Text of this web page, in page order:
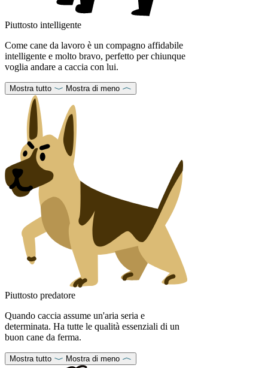
Piuttosto intelligente
Come cane da lavoro è un compagno affidabile
intelligente e molto bravo, perfetto per chiunque
voglia andare a caccia con lui.
Mostra tutto Mostra di meno
Piuttosto predatore
Quando caccia assume un'aria seria e
determinata. Ha tutte le qualità essenziali di un
buon cane da ferma.
Mostra tutto Mostra di meno